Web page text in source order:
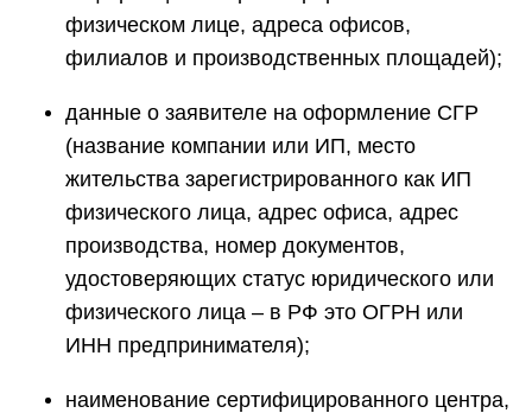
физическом лице, адреса офисов,
филиалов и производственных площадей);
данные о заявителе на оформление СГР
(название компании или ИП, место
жительства зарегистрированного как ИП
физического лица, адрес офиса, адрес
производства, номер документов,
удостоверяющих статус юридического или
физического лица – в РФ это ОГРН или
ИНН предпринимателя);
наименование сертифицированного центра,